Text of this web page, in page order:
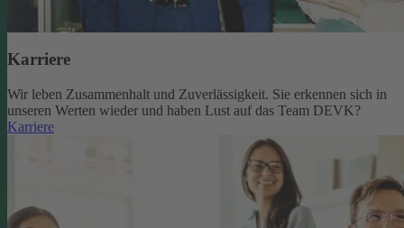
Karriere
Wir leben Zusammenhalt und Zuverlässigkeit. Sie erkennen sich in
unseren Werten wieder und haben Lust auf das Team DEVK?
Karriere